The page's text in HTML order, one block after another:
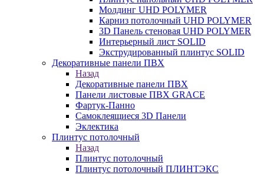
Молдинг UHD POLYMER
Карниз потолочный UHD POLYMER
3D Панель стеновая UHD POLYMER
Интерьерный лист SOLID
Экструдированный плинтус SOLID
Декоративные панели ПВХ
Назад
Декоративные панели ПВХ
Панели листовые ПВХ GRACE
Фартук-Панно
Самоклеящиеся 3D Панели
Эклектика
Плинтус потолочный
Назад
Плинтус потолочный
Плинтус потолочный ПЛИНТЭКС